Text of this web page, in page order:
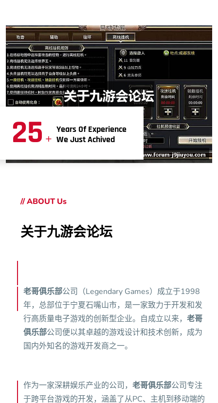
25 +
Years Of Experience
We Just Achived
// ABOUT Us
关于九游会论坛
老哥俱乐部公司（Legendary Games）成立于1998
年，总部位于宁夏石嘴山市，是一家致力于开发和发
行高质量电子游戏的创新型企业。自成立以来， 老哥
俱乐部公司便以其卓越的游戏设计和技术创新，成为
国内外知名的游戏开发商之一。
作为一家深耕娱乐产业的公司， 老哥俱乐部公司专注
于跨平台游戏的开发，涵盖了从PC、主机到移动端的